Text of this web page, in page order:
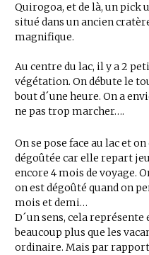
Quirogoa, et de là, un pick
situé dans un ancien
magnifique.
Au centre du lac, il y a 2
végétation. On débute le
bout d´une heure. On a
ne pas trop marcher….
On se pose face au lac et
dégoûtée car elle repart
encore 4 mois de voyage.
on est dégoûté quand on
mois et demi…
D´un sens, cela
beaucoup plus que les
ordinaire. Mais par rapport